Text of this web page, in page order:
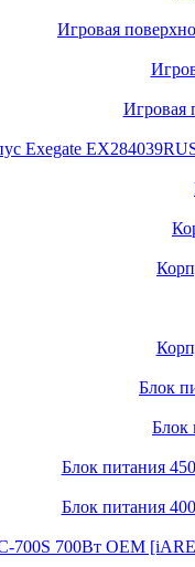
Игровая
Игровая
Exegate
Блок
Блок
Блок питания
Блок питания
700S 700Вт OEM